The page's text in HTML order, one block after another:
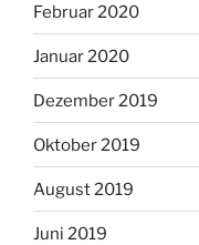
Februar 2020
Januar 2020
Dezember 2019
Oktober 2019
August 2019
Juni 2019